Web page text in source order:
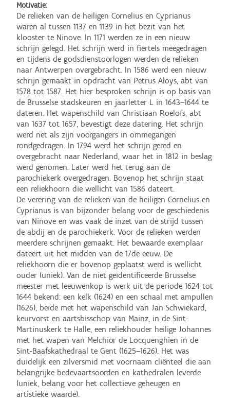
Motivatie:
De relieken van de heiligen Cornelius en Cyprianus
waren al tussen 1137 en 1139 in het bezit van het
klooster te Ninove. In 1171 werden ze in een nieuw
schrijn gelegd. Het schrijn werd in fiertels meegedragen
en tijdens de godsdienstoorlogen werden de relieken
naar Antwerpen overgebracht. In 1586 werd een nieuw
schrijn gemaakt in opdracht van Petrus Aloys, abt van
1578 tot 1587. Het hier besproken schrijn is op basis van
de Brusselse stadskeuren en jaarletter L in 1643–1644 te
dateren. Het wapenschild van Christiaan Roelofs, abt
van 1637 tot 1657, bevestigt deze datering. Het schrijn
werd net als zijn voorgangers in ommegangen
rondgedragen. In 1794 werd het schrijn gered en
overgebracht naar Nederland, waar het in 1812 in beslag
werd genomen. Later werd het terug aan de
parochiekerk overgedragen. Bovenop het schrijn staat
een reliekhoorn die wellicht van 1586 dateert.
De verering van de relieken van de heiligen Cornelius en
Cyprianus is van bijzonder belang voor de geschiedenis
van Ninove en was vaak de inzet van de strijd tussen
de abdij en de parochiekerk. Voor de relieken werden
meerdere schrijnen gemaakt. Het bewaarde exemplaar
dateert uit het midden van de 17de eeuw. De
reliekhoorn die er bovenop geplaatst werd is wellicht
ouder (uniek). Van de niet geïdentificeerde Brusselse
meester met leeuwenkop is werk uit de periode 1624 tot
1644 bekend: een kelk (1624) en een schaal met ampullen
(1626), beide met het wapenschild van Jan Schwiekard,
keurvorst en aartsbisschop van Mainz, in de Sint-
Martinuskerk te Halle, een reliekhouder heilige Johannes
met het wapen van Melchior de Locquenghien in de
Sint-Baafskathedraal te Gent (1625–1626). Het was
duidelijk een zilversmid met voornaam cliënteel die aan
belangrijke bedevaartsoorden en kathedralen leverde
(uniek, belang voor het collectieve geheugen en
artistieke waarde).